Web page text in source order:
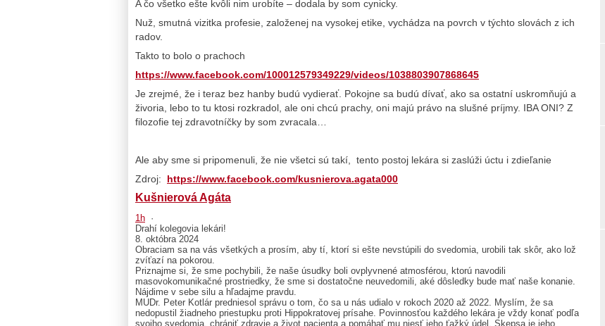
A čo všetko ešte kvôli nim urobíte – dodala by som cynicky.
Nuž, smutná vizitka profesie, založenej na vysokej etike, vychádza na povrch v týchto slovách z ich
radov.
Takto to bolo o prachoch
https://www.facebook.com/100012579349229/videos/1038803907868645
Je zrejmé, že i teraz bez hanby budú vydierať. Pokojne sa budú dívať, ako sa ostatní uskromňujú a
živoria, lebo to tu ktosi rozkradol, ale oni chcú prachy, oni majú právo na slušné príjmy. IBA ONI? Z
filozofie tej zdravotníčky by som zvracala…
Ale aby sme si pripomenuli, že nie všetci sú takí, tento postoj lekára si zaslúži úctu i zdieľanie
Zdroj: https://www.facebook.com/kusnierova.agata000
Kušnierová Agáta
1h ·
Drahí kolegovia lekári!
8. októbra 2024
Obraciam sa na vás všetkých a prosím, aby tí, ktorí si ešte nevstúpili do svedomia, urobili tak skôr, ako lož
zvíťazí na pokorou.
Priznajme si, že sme pochybili, že naše úsudky boli ovplyvnené atmosférou, ktorú navodili
masovokomunikačné prostriedky, že sme si dostatočne neuvedomili, aké dôsledky bude mať naše konanie.
Nájdime v sebe silu a hľadajme pravdu.
MUDr. Peter Kotlár predniesol správu o tom, čo sa u nás udialo v rokoch 2020 až 2022. Myslím, že sa
nedopustil žiadneho priestupku proti Hippokratovej prísahe. Povinnosťou každého lekára je vždy konať podľa
svojho svedomia, chrániť zdravie a život pacienta a pomáhať mu niesť jeho ťažký údel. Skepsa je jeho